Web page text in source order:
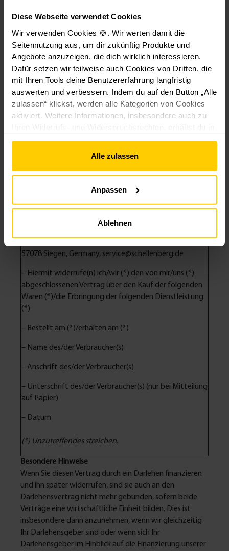
Diese Webseite verwendet Cookies
Wir verwenden Cookies 🍪. Wir werten damit die
Seitennutzung aus, um dir zukünftig Produkte und
Angebote anzuzeigen, die dich wirklich interessieren.
Dafür setzen wir teilweise auch Cookies von Dritten, die
mit Ihren Tools deine Benutzererfahrung langfristig
auswerten und verbessern. Indem du auf den Button „Alle
zulassen“ klickst, werden alle Kategorien von Cookies
aktiviert. Weitere Informationen, insbesondere auch zu
Alle zulassen
Anpassen
Ablehnen
Das Widerrufsrecht besteht nicht bei den folgenden
Verträgen:
Verträge zur Lieferung von Waren, die nicht
vorgefertigt sind und für deren Herstellung
eine individuelle Auswahl oder Bestimmung
durch den Verbraucher maßgeblich ist oder
die eindeutig auf die persönlichen
Sie bitte dieses Formular aus und senden Sie es
57078 Siegen, Germany, service@schellenberg.de
– Hiermit widerrufe(n) ich/wir (*) den von mir/uns (*)
abgeschlossenen Vertrag über den Kauf der folgenden
Waren (*)/die Erbringung der folgenden Dienstleistung
(*)
– Bestellt am (*)/erhalten am (*)
– Name des/der Verbraucher(s)
– Anschrift des/der Verbraucher(s)
– Unterschrift des/der Verbraucher(s) (nur bei Mitteilung
auf Papier)
– Datum
(*) Unzutreffendes streichen.
Besondere Hinweise
Wenn Sie diesen Vertrag durch ein Darlehen finanzieren
und ihn später widerrufen, sind sie auch an den
Darlehensvertrag nicht mehr gebunden, sofern beide
Verträge eine wirtschaftliche Einheit bilden. Dies ist
insbesondere dann anzunehmen, wenn wir gleichzeitig
Ihr Darlehensgeber sind oder wenn sich Ihr
Darlehensgeber im Hinblick auf die Finanzierung unserer